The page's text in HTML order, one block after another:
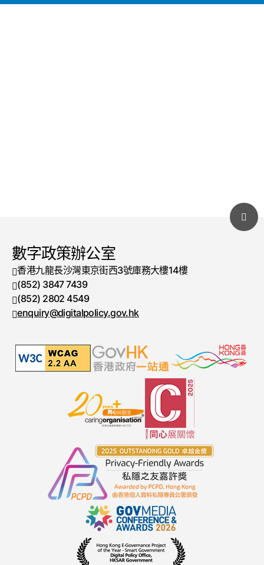
數字政策辦公室
香港九龍長沙灣東京街西3號庫務大樓14樓
電話號碼
(852) 3847 7439
傳真號碼
(852) 2802 4549
enquiry@digitalpolicy.gov.hk